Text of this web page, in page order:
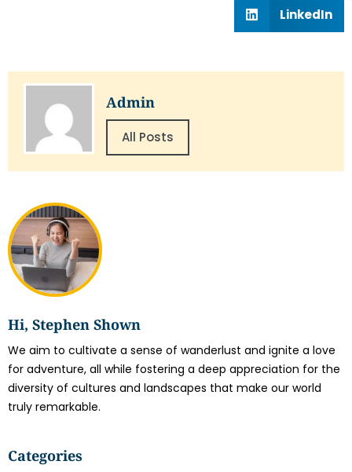
Hi, Stephen Shown
We aim to cultivate a sense of wanderlust and ignite a love
for adventure, all while fostering a deep appreciation for the
diversity of cultures and landscapes that make our world
truly remarkable.
Categories
LinkedIn
Admin
All Posts